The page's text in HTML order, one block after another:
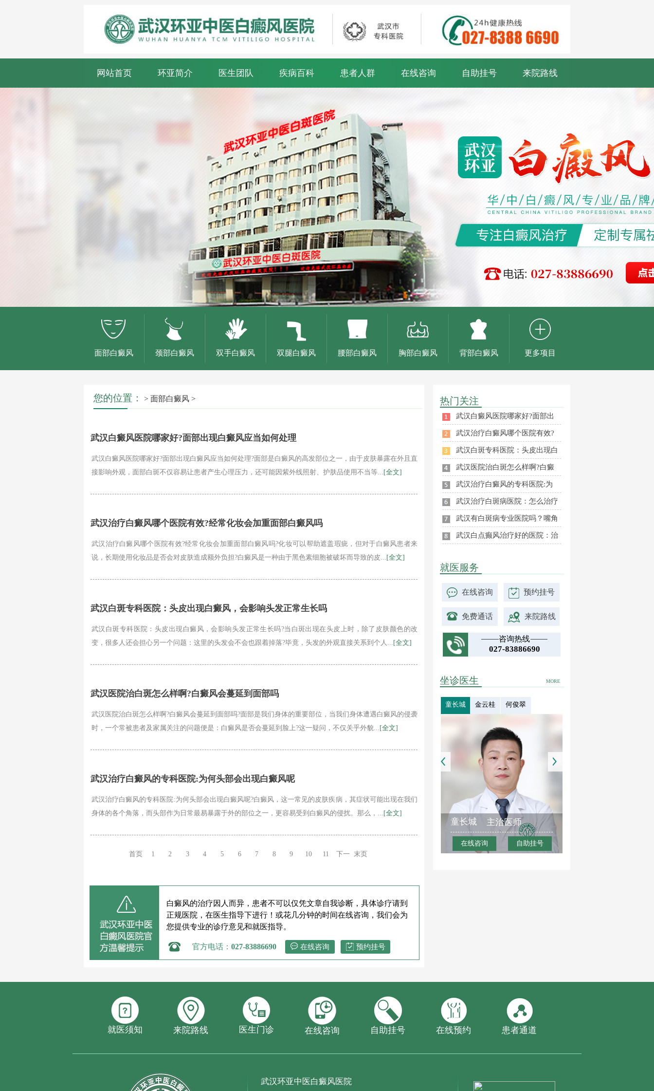
网站首页 环亚简介 医生团队 疾病百科 患者人群 在线咨询 自助挂号 来院路线
面部白癜风 颈部白癜风 双手白癜风 双腿白癜风 腰部白癜风 胸部白癜风 背部白癜风 更多项目
您的位置： > 面部白癜风 >
武汉白癜风医院哪家好?面部出现白癜风应当如何处理
武汉白癜风医院哪家好?面部出现白癜风应当如何处理?面部是白癜风的高发部位之一，由于皮肤暴露在外且直
接影响外观，面部白斑不仅容易让患者产生心理压力，还可能因紫外线照射、护肤品使用不当等... [全文]
武汉治疗白癜风哪个医院有效?经常化妆会加重面部白癜风吗
武汉治疗白癜风哪个医院有效?经常化妆会加重面部白癜风吗?化妆可以帮助遮盖瑕疵，但对于白癜风患者来
说，长期使用化妆品是否会对皮肤造成额外负担?白癜风是一种由于黑色素细胞被破坏而导致的皮... [全文]
武汉白斑专科医院：头皮出现白癜风，会影响头发正常生长吗
武汉白斑专科医院：头皮出现白癜风，会影响头发正常生长吗?当白斑出现在头皮上时，除了皮肤颜色的改
变，很多人还会担心另一个问题：这里的头发会不会也跟着掉落?毕竟，头发的外观直接关系到个人... [全文]
武汉医院治白斑怎么样啊?白癜风会蔓延到面部吗
武汉医院治白斑怎么样啊?白癜风会蔓延到面部吗?面部是我们身体的重要部位，当我们身体遭遇白癜风的侵袭
时，一个常被患者及家属关注的问题便是：白癜风是否会蔓延到脸上?这一疑问，不仅关乎外貌... [全文]
武汉治疗白癜风的专科医院:为何头部会出现白癜风呢
武汉治疗白癜风的专科医院:为何头部会出现白癜风呢?白癜风，这一常见的皮肤疾病，其症状可能出现在我们
身体的各个角落，而头部作为日常最易暴露于外的部位之一，更容易受到白癜风的侵扰。那么，... [全文]
首页 1 2 3 4 5 6 7 8 9 10 11 下一 末页
白癜风的治疗因人而异，患者不可以仅凭文章自我诊断，具体诊疗请到
正规医院，在医生指导下进行！或花几分钟的时间在线咨询，我们会为
您提供专业的诊疗意见和就医指导。
官方电话： 027-83886690 在线咨询 预约挂号
热门关注
武汉白癜风医院哪家好?面部出
武汉治疗白癜风哪个医院有效?
武汉白斑专科医院：头皮出现白
武汉医院治白斑怎么样啊?白癜
武汉治疗白癜风的专科医院:为
武汉治疗白斑病医院：怎么治疗
武汉有白斑病专业医院吗？嘴角
武汉白点癫风治疗好的医院：治
就医服务
在线咨询 预约挂号
免费通话 来院路线
咨询热线
027-83886690
MORE
坐诊医生
童长城 金云桂 何俊翠
童长城 主治医师
在线咨询 自助挂号
就医须知 来院路线 医生门诊 在线咨询 自助挂号 在线预约 患者通道
武汉环亚中医白癜风医院